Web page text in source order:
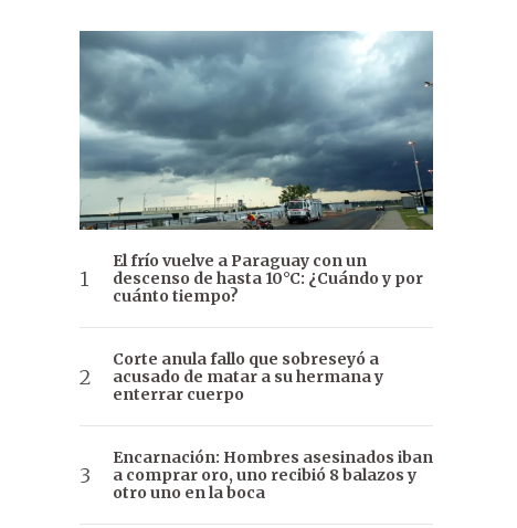
El frío vuelve a Paraguay con un
descenso de hasta 10°C: ¿Cuándo y por
cuánto tiempo?
Corte anula fallo que sobreseyó a
acusado de matar a su hermana y
enterrar cuerpo
Encarnación: Hombres asesinados iban
a comprar oro, uno recibió 8 balazos y
otro uno en la boca